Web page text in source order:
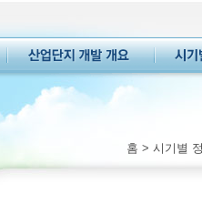
홈 > 시기별